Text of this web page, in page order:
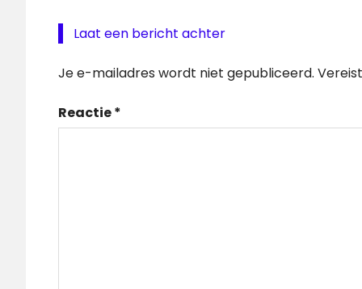
Laat een bericht achter
Je e-mailadres wordt niet gepubliceerd.
Reactie*